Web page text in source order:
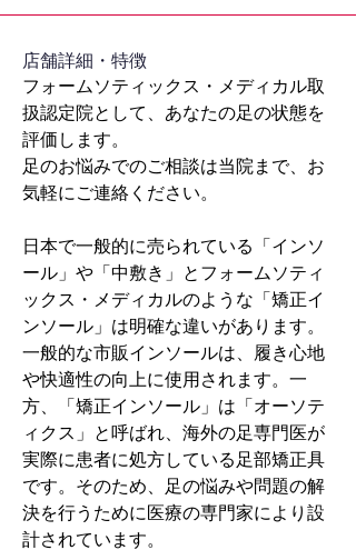
​店舗詳細・特徴
フォームソティックス・メディカル取
扱認定院として、あなたの足の状態を
評価します。
足のお悩みでのご相談は当院まで、お
気軽にご連絡ください。
日本で一般的に売られている「インソ
ール」や「中敷き」とフォームソティ
ックス・メディカルのような「矯正イ
ンソール」は明確な違いがあります。
一般的な市販インソールは、履き心地
や快適性の向上に使用されます。一
方、「矯正インソール」は「オーソテ
ィクス」と呼ばれ、海外の足専門医が
実際に患者に処方している足部矯正具
です。そのため、足の悩みや問題の解
決を行うために医療の専門家により設
計されています。